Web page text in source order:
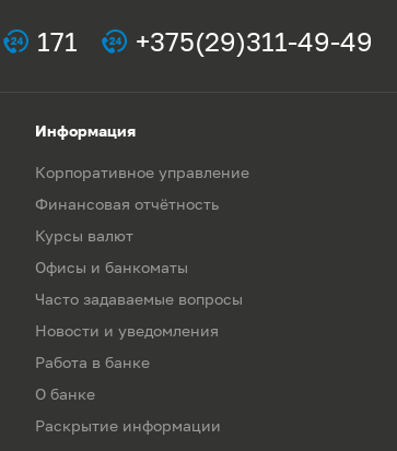
171 +375(29)311-49-49
Информация
Корпоративное управление
Финансовая отчётность
Курсы валют
Офисы и банкоматы
Часто задаваемые вопросы
Новости и уведомления
Работа в банке
О банке
Раскрытие информации